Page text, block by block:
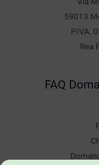
59013
P.IVA.
Rea
FAQ